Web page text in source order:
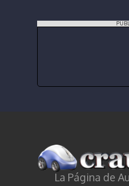
La Página de